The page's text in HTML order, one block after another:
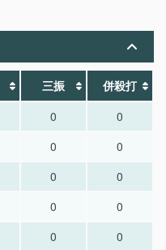
三振
併殺打
0
0
0
0
0
0
0
0
0
0